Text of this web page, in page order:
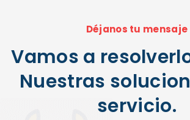
Déjanos tu mensaje
Vamos a
Nuestras
servicio.​